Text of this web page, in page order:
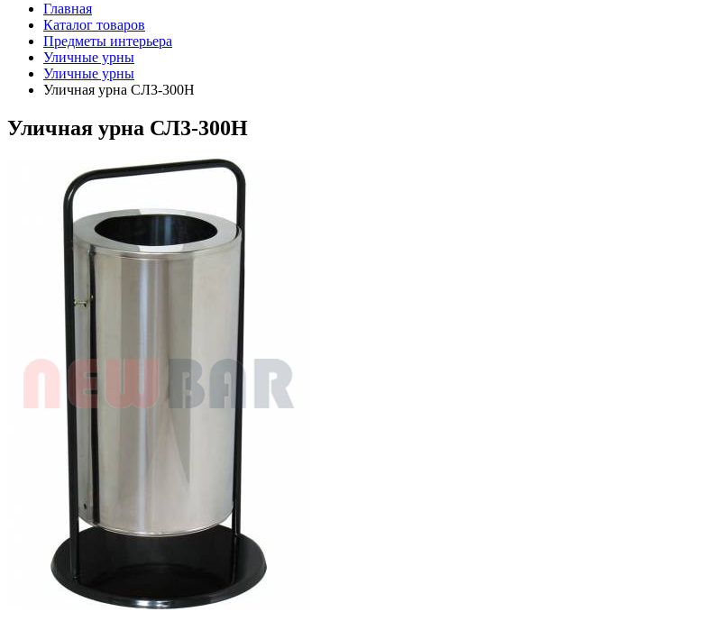
Главная
Каталог товаров
Предметы интерьера
Уличные урны
Уличные урны
Уличная урна СЛ3-300Н
Уличная урна СЛ3-300Н